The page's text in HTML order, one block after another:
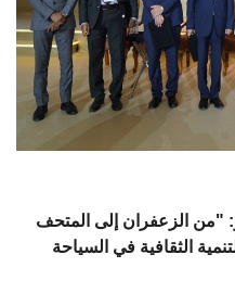
الزعفران إلى المتحف
الثقافية في السياحة